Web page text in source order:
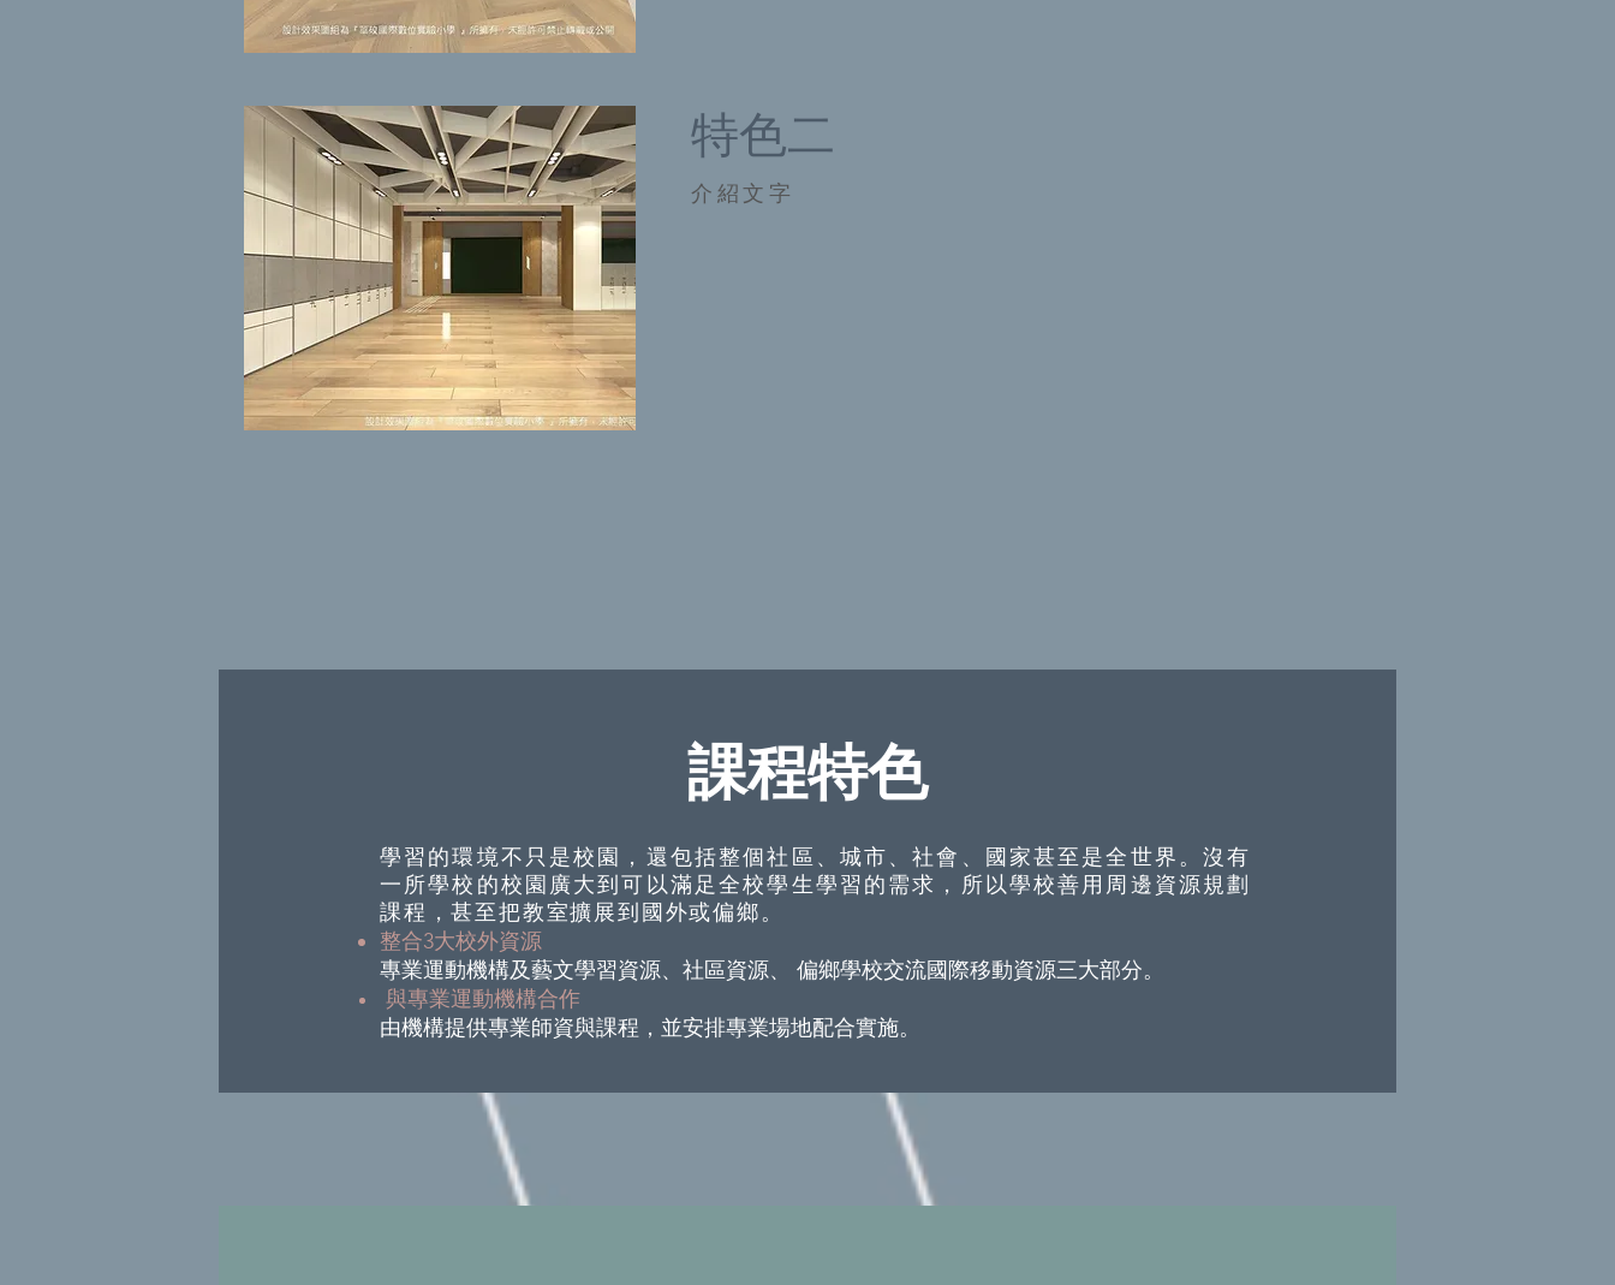
特色二
​介紹文字
課程特色
學習的環境不只是校園，還包括整個社區、城市、社會、國家甚至是全世界。沒有
一所學校的校園廣大到可以滿足全校學生學習的需求，所以學校善用周邊資源規劃
課程，甚至把教室擴展到國外或偏鄉。
整合3大校外資源
專業運動機構及藝文學習資源、社區資源、 偏鄉學校交流國際移動資源三大部分。
與專業運動機構合作
由機構提供專業師資與課程，並安排專業場地配合實施。